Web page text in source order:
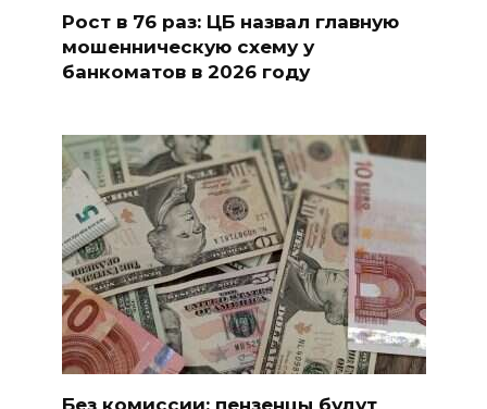
Рост в 76 раз: ЦБ назвал главную
мошенническую схему у
банкоматов в 2026 году
Без комиссии: пензенцы будут